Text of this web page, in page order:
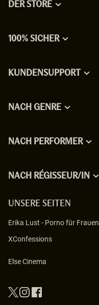
DER STORE
100% SICHER
KUNDENSUPPORT
NACH GENRE
NACH PERFORMER
NACH RÉGISSEUR/IN
UNSERE SEITEN
Erika Lust - Porno für Frauen
XConfessions
Else Cinema